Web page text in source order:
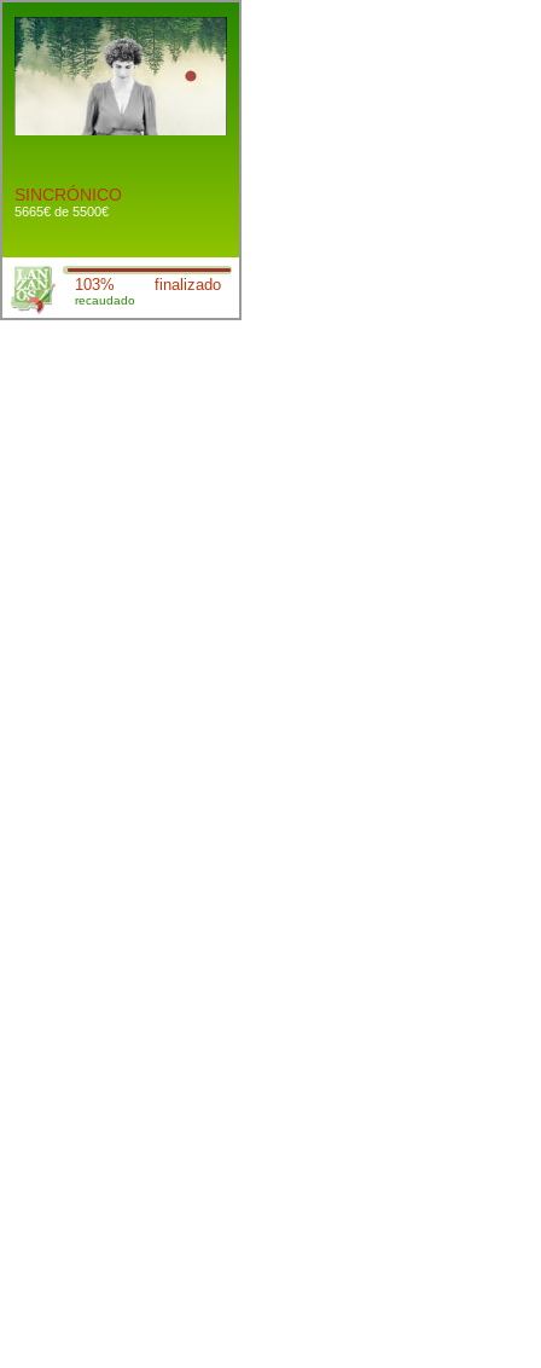
SINCRÓNICO
5665€ de 5500€
103%
recaudado
finalizado